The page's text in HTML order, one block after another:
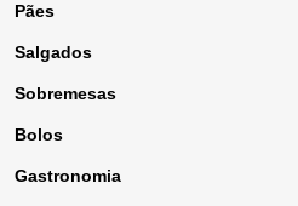
Pães
Salgados
Sobremesas
Bolos
Gastronomia